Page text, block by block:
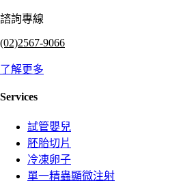
諮詢專線
(02)2567-9066
了解更多
Services
試管嬰兒
胚胎切片
冷凍卵子
單一精蟲顯微注射